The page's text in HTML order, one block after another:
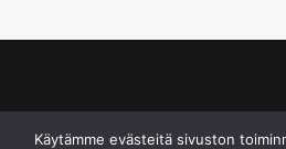
Käytämme evästeitä sivuston